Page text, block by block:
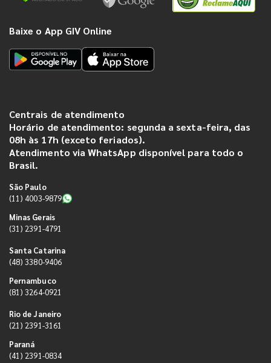
Baixe o App GIV Online
Centrais de atendimento
Horário de atendimento: segunda a sexta-feira, das
08h às 17h (exceto feriados).
Atendimento via WhatsApp disponível para todo o
Brasil.
São Paulo
(11) 4003-9879
Minas Gerais
(31) 2391-4791
Santa Catarina
(48) 3380-9406
Pernambuco
(81) 3264-0921
Rio de Janeiro
(21) 2391-3161
Paraná
(41) 2391-0834